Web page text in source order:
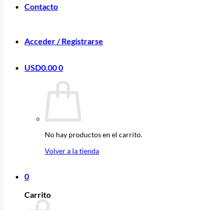
Contacto
Acceder / Registrarse
USD0.000
No hay productos en el carrito.
Volver a la tienda
0
Carrito